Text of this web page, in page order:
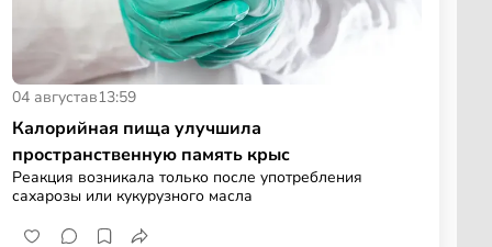
04 августав13:59
Калорийная пища улучшила
пространственную память крыс
Реакция возникала только после употребления
сахарозы или кукурузного масла